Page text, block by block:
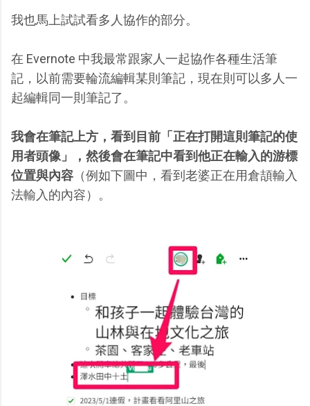
我也馬上試試看多人協作的部分。
在 Evernote 中我最常跟家人一起協作各種生活筆
記，以前需要輪流編輯某則筆記，現在則可以多人一
起編輯同一則筆記了。
我會在筆記上方，看到目前「正在打開這則筆記的使
用者頭像」，然後會在筆記中看到他正在輸入的游標
位置與內容 （例如下圖中，看到老婆正在用倉頡輸入
法輸入的內容）。